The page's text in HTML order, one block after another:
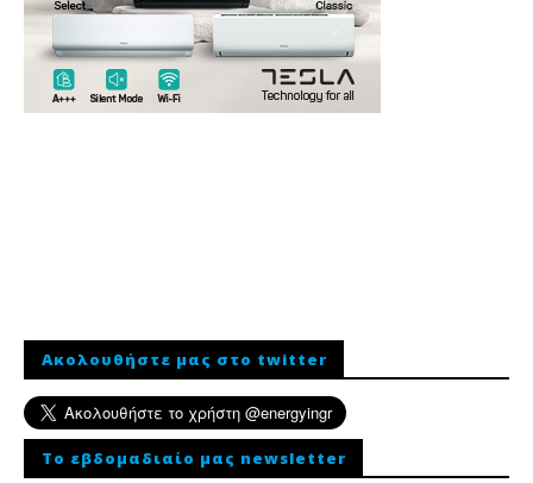
Ακολουθήστε μας στο twitter
To εβδομαδιαίο μας newsletter